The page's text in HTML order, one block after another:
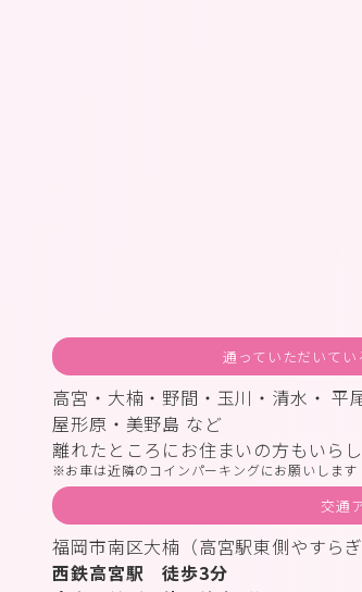
通っていただいて
高宮・大楠・野間・玉川・清水・ 平
屋形原・美野島 など
離れたところにお住まいの方もいらし
お車は近隣のコインパーキングにお願いしま
交通
福岡市南区大楠（高宮駅東側やすらぎ
西鉄高宮駅 徒歩3分